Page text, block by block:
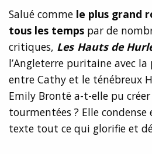
Salué comme le plus grand
tous les temps par de
critiques, Les Hauts de
l’Angleterre puritaine avec
entre Cathy et le ténébreux
Emily Brontë a-t-elle pu créer
tourmentées ? Elle condense
texte tout ce qui glorifie et